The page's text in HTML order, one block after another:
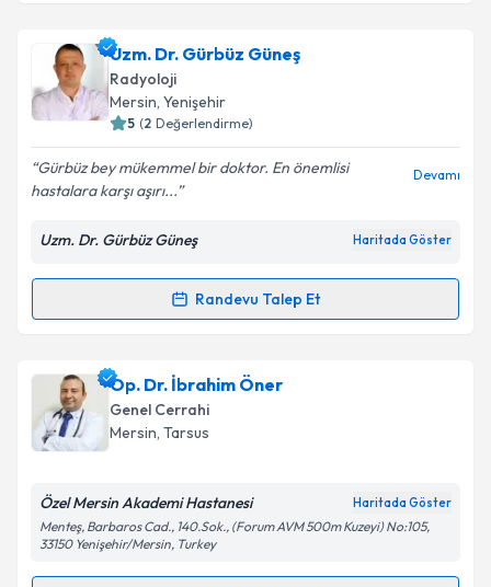
Takvim Talebini Gönder
Dr. Öğr. Üyesi Gönül Parmaksız
takvimi talebi oluşturun. Size bu uzmandan randevu
almanız için bir takvim hazırlandığında e-posta ile
bilgilendireceğiz.
E-posta Adresiniz
'ni okudum ve kişisel verilerimin belirtilen
kapsamda işlenmesini kabul ediyorum.
Takvim Talebini Gönder
Uzm. Dr. Gürbüz Güneş
Radyoloji
Mersin, Yenişehir
5 (2 Değerlendirme)
Gürbüz bey mükemmel bir doktor. En önemlisi
hastalara karşı aşırı...
Devamı
Uzm. Dr. Gürbüz Güneş Haritada Göster
Randevu Talep Et
Randevu Takvimi Talebi
Uzm. Dr. Gürbüz Güneşiçin randevu takvimi talebi
oluşturun. Size bu uzmandan randevu almanız için bir
takvim hazırlandığında e-posta ile bilgilendireceğiz.
Kişisel verilerimin işlenmesine ilişkinAydınlatma
Op. Dr. İbrahim Öner
Genel Cerrahi
Mersin, Tarsus
Özel Mersin Akademi Hastanesi Haritada Göster
Menteş, Barbaros Cad., 140.Sok., (Forum AVM 500m Kuzeyi) No:105,
33150 Yenişehir/Mersin, Turkey